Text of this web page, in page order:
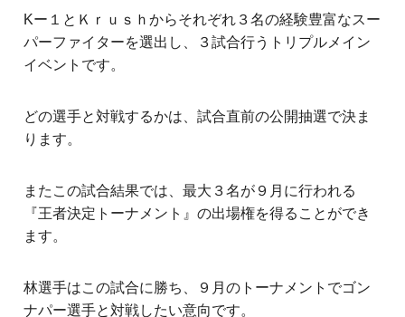
Kー１とＫｒｕｓｈからそれぞれ３名の経験豊富なスー
パーファイターを選出し、３試合行うトリプルメイン
イベントです。
どの選手と対戦するかは、試合直前の公開抽選で決ま
ります。
またこの試合結果では、最大３名が９月に行われる
『王者決定トーナメント』の出場権を得ることができ
ます。
林選手はこの試合に勝ち、９月のトーナメントでゴン
ナパー選手と対戦したい意向です。